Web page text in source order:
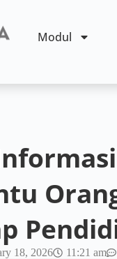
Modul
18, 2026 11:21 am